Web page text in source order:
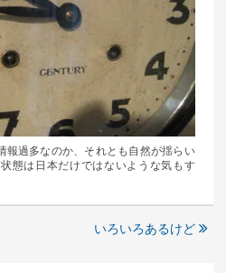
報過多なのか、それとも自然が揺らい
態は日本だけではないような気もす
いろいろあるけど